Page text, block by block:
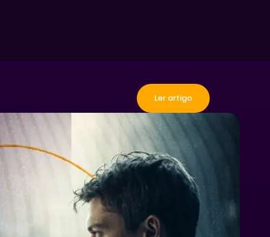
Ler artigo